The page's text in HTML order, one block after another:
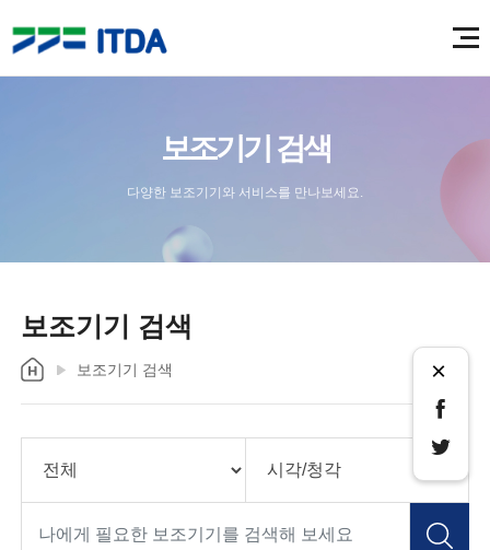
보조기기 검색
다양한 보조기기와 서비스를 만나보세요.
보조기기 검색
보조기기 검색 ×